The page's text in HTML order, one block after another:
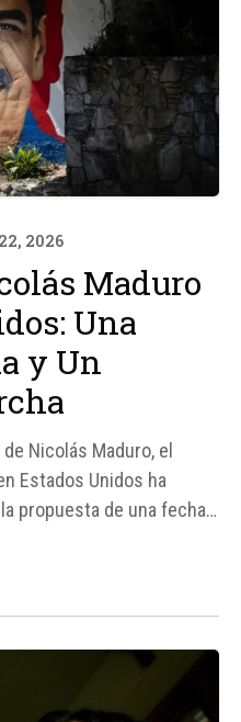
2026
Maduro
Una
y Un
Nicolás Maduro, el
Estados Unidos ha
propuesta de una fecha
abogados de Maduro